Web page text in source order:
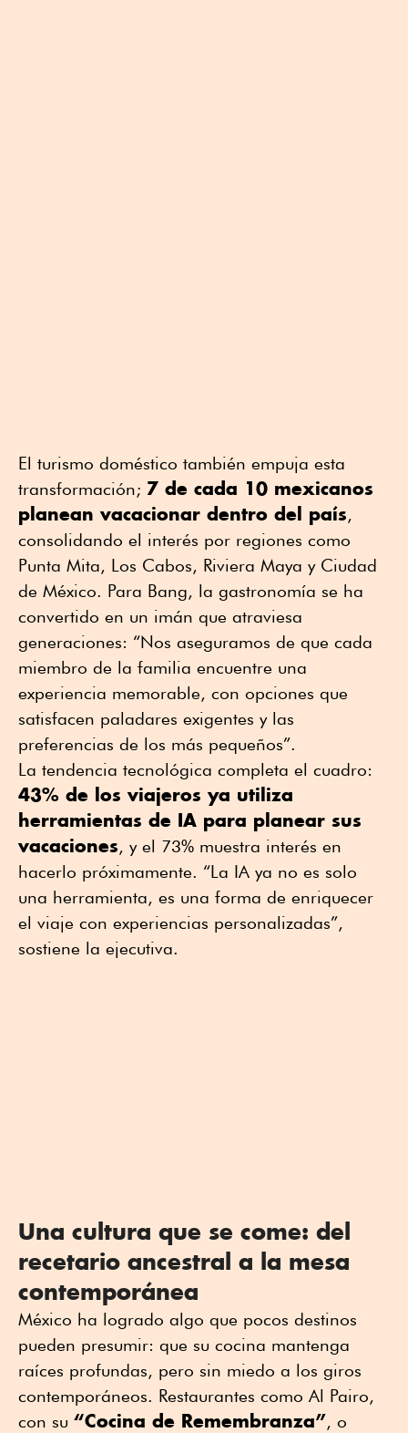
El turismo doméstico también empuja esta
transformación; 7 de cada 10 mexicanos
planean vacacionar dentro del país,
consolidando el interés por regiones como
Punta Mita, Los Cabos, Riviera Maya y Ciudad
de México. Para Bang, la gastronomía se ha
convertido en un imán que atraviesa
generaciones: “Nos aseguramos de que cada
miembro de la familia encuentre una
experiencia memorable, con opciones que
satisfacen paladares exigentes y las
preferencias de los más pequeños”.
La tendencia tecnológica completa el cuadro:
43% de los viajeros ya utiliza
herramientas de IA para planear sus
vacaciones, y el 73% muestra interés en
hacerlo próximamente. “La IA ya no es solo
una herramienta, es una forma de enriquecer
el viaje con experiencias personalizadas”,
sostiene la ejecutiva.
Una cultura que se come: del
recetario ancestral a la mesa
contemporánea
México ha logrado algo que pocos destinos
pueden presumir: que su cocina mantenga
raíces profundas, pero sin miedo a los giros
contemporáneos. Restaurantes como Al Pairo,
con su “Cocina de Remembranza”, o